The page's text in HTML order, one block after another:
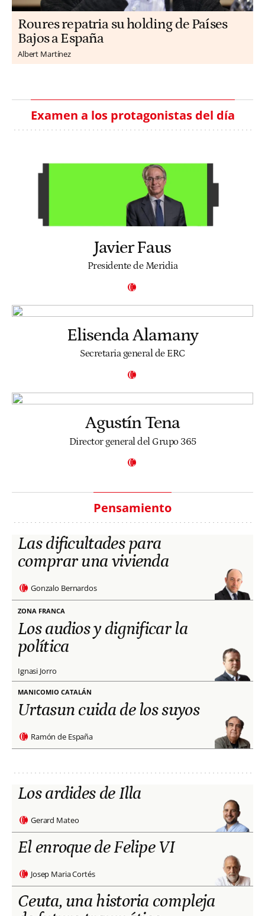
Roures repatria su holding de Países
Bajos a España
Albert Martínez
Examen a los protagonistas del día
Javier Faus
Presidente de Meridia
Elisenda Alamany
Secretaria general de ERC
Agustín Tena
Director general del Grupo 365
Pensamiento
Las dificultades para
comprar una vivienda
Gonzalo Bernardos
ZONA FRANCA
Los audios y dignificar la
política
Ignasi Jorro
MANICOMIO CATALÁN
Urtasun cuida de los suyos
Ramón de España
Los ardides de Illa
Gerard Mateo
El enroque de Felipe VI
Josep Maria Cortés
Ceuta, una historia compleja